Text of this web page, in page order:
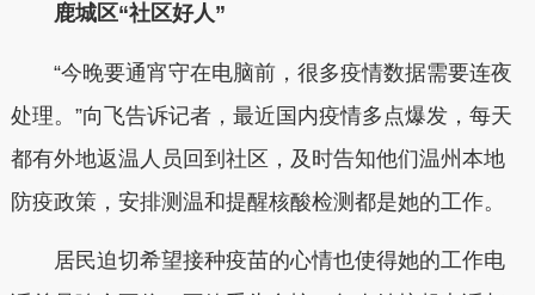
鹿城区“社区好人”
“今晚要通宵守在电脑前，很多疫情数据需要连夜
处理。”向飞告诉记者，最近国内疫情多点爆发，每天
都有外地返温人员回到社区，及时告知他们温州本地
防疫政策，安排测温和提醒核酸检测都是她的工作。
居民迫切希望接种疫苗的心情也使得她的工作电